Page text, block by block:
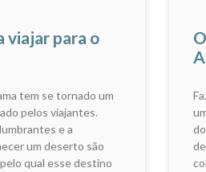
viajar para o
tem se tornado um
pelos viajantes.
e a
um deserto são
qual esse destino